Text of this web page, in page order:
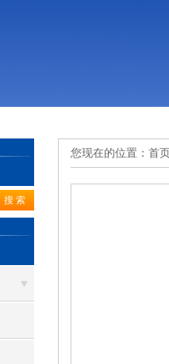
您现在的位置： 首页